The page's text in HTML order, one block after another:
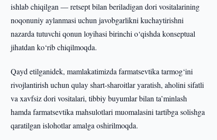
ishlab chiqilgan — retsept bilan beriladigan dori vositalarining
noqonuniy aylanmasi uchun javobgarlikni kuchaytirishni
nazarda tutuvchi qonun loyihasi birinchi o‘qishda konseptual
jihatdan ko‘rib chiqilmoqda.
Qayd etilganidek, mamlakatimizda farmatsevtika tarmog‘ini
rivojlantirish uchun qulay shart-sharoitlar yaratish, aholini sifatli
va xavfsiz dori vositalari, tibbiy buyumlar bilan ta’minlash
hamda farmatsevtika mahsulotlari muomalasini tartibga solishga
qaratilgan islohotlar amalga oshirilmoqda.